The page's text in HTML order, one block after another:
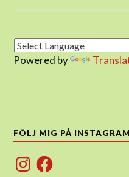
Powered by
FÖLJ MIG PÅ
InstagramFacebook